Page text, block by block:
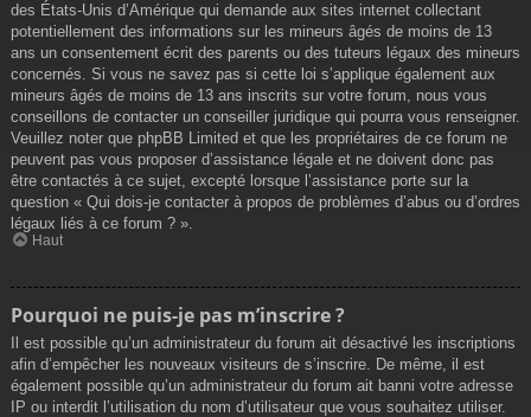
des États-Unis d’Amérique qui demande aux sites internet collectant
potentiellement des informations sur les mineurs âgés de moins de 13
ans un consentement écrit des parents ou des tuteurs légaux des mineurs
concernés. Si vous ne savez pas si cette loi s’applique également aux
mineurs âgés de moins de 13 ans inscrits sur votre forum, nous vous
conseillons de contacter un conseiller juridique qui pourra vous renseigner.
Veuillez noter que phpBB Limited et que les propriétaires de ce forum ne
peuvent pas vous proposer d’assistance légale et ne doivent donc pas
être contactés à ce sujet, excepté lorsque l’assistance porte sur la
question « Qui dois-je contacter à propos de problèmes d’abus ou d’ordres
légaux liés à ce forum ? ».
Haut
Pourquoi ne puis-je pas m’inscrire ?
Il est possible qu’un administrateur du forum ait désactivé les inscriptions
afin d’empêcher les nouveaux visiteurs de s’inscrire. De même, il est
également possible qu’un administrateur du forum ait banni votre adresse
IP ou interdit l’utilisation du nom d’utilisateur que vous souhaitez utiliser.